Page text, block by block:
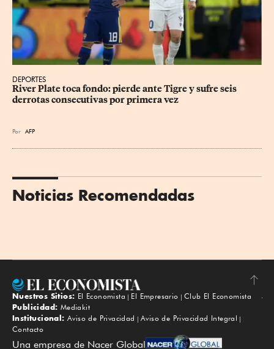
DEPORTES
River Plate toca fondo: pierde ante Tigre y sufre seis
derrotas consecutivas por primera vez
Por AFP
Noticias Recomendadas
Subir
Nuestros Sitios: El Economista El Empresario
Club El Economista
Publicidad: Mediakit
Institucional: Aviso de Privacidad
Aviso de Privacidad Integral
Contacto
Una empresa de Nacer Global